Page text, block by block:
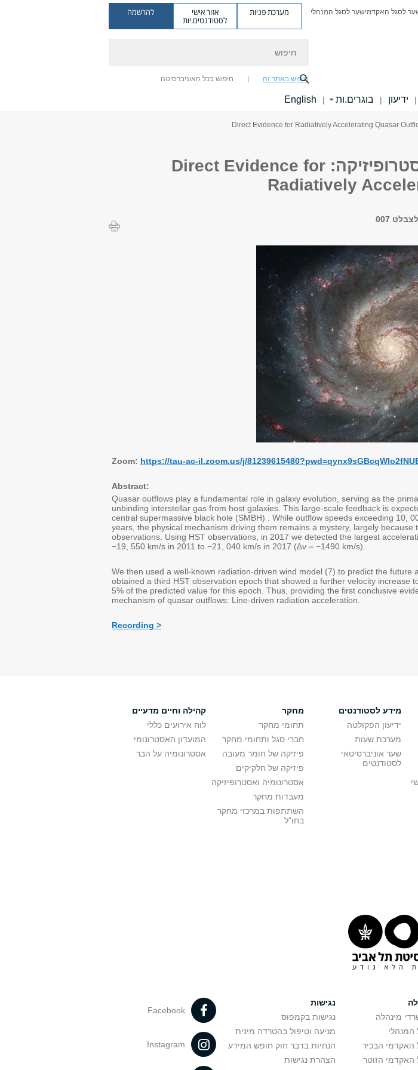
לסגל האקדמישער לסגל המנהלי מערכת פניות אזור אישי
לסטודנטים.יות
להרשמה
חיפוש באתר זה חיפוש בכל האוניברסיטה
| ידיעון | בוגרים.ות |
English
סמינר באסטרונומיה ובאסטרופיזיקה: Direct Evidence for
Radiatively
007
Zoom: https://tau-ac-il.zoom.us/j/
Abstract:
Quasar outflows play a fundamental role in galaxy evolution, serving as the
unbinding interstellar gas from host galaxies. This large-scale feedback is
central supermassive black hole (SMBH) . While outflow speeds exceeding 10,
years, the physical mechanism driving them remains a mystery, largely because
observations. Using HST observations, in 2017 we detected the largest
−19, 550 km/s in 2011 to −21, 040 km/s in 2017 (∆v = −1490 km/s).
We then used a well-known radiation-driven wind model (7) to predict the future
obtained a third HST observation epoch that showed a further velocity increase
5% of the predicted value for this epoch. Thus, providing the first conclusive
mechanism of quasar outflows: Line-driven radiation acceleration.
Recording >
מידע לסטודנטים
ידיעון הפקולטה
מערכת שעות
שער אוניברסיטאי
לסטודנטים
מחקר
תחומי מחקר
חברי סגל ותחומי מחקר
פיזיקה של חומר מעובה
פיזיקה של חלקיקים
אסטרונומיה ואסטרופיזיקה
מעבדות מחקר
השתתפות במרכזי מחקר
בחו"ל
קהילה וחיים מדעיים
לוח אירועים כללי
המועדון האסטרונומי
אסטרונומיה על הבר
מינהלה
המנהלי
האקדמי הבכיר
האקדמי הזוטר
נגישות
נגישות בקמפוס
מניעה וטיפול בהטרדה מינית
הנחיות בדבר חוק חופש המידע
הצהרת נגישות
Facebook
Instagram